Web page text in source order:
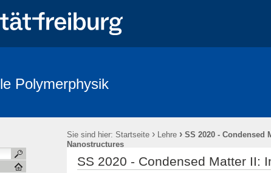
Polymerphysik
Sie sind hier: Startseite › Lehre › SS 2020 - Condensed
Nanostructures
SS 2020 - Condensed Matter II: